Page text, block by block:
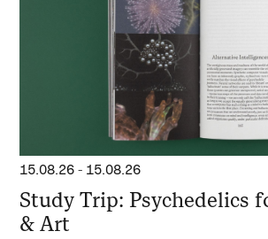
15.08.26 - 15.08.26
Study Trip: Psychedelics
& Art